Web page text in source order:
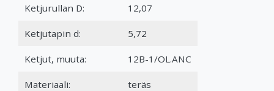
Ketjurullan D: 12,07
Ketjutapin d: 5,72
Ketjut, muuta: 12B-1/OL.ANC
Materiaali: teräs